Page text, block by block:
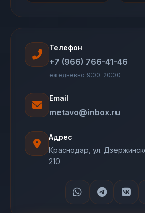
Телефон
+7 (966) 766-41-46
ежедневно 9:00–20:00
Email
metavo@inbox.ru
Адрес
Краснодар, ул.
210